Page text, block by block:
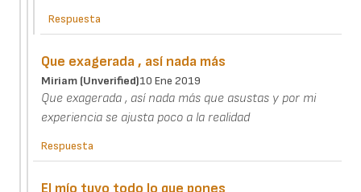
Respuesta
Que exagerada , así nada más
Miriam (unverified)10 Ene 2019
Que exagerada , así nada más que asustas y por mi
experiencia se ajusta poco a la realidad
Respuesta
El mío tuvo todo lo que pones